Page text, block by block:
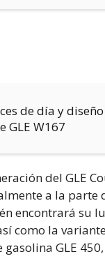
de día y
GLE W167
del GLE
a la parte
encontrará su
como la
GLE